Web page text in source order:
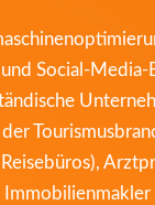
Social-Media-
Immobilienmakler